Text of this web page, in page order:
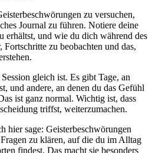
zu versuchen,
Journal zu führen. Notiere deine
erhältst, und wie du dich während des
zu beobachten und das,
gleich ist. Es gibt Tage, an
​und andere,​ an denen du das Gefühl
ist ganz normal. Wichtig ist, dass
triffst, weiterzumachen.
hier sage: Geisterbeschwörungen
zu klären, auf die du ⁢im Alltag
findest. Das macht sie ⁤besonders